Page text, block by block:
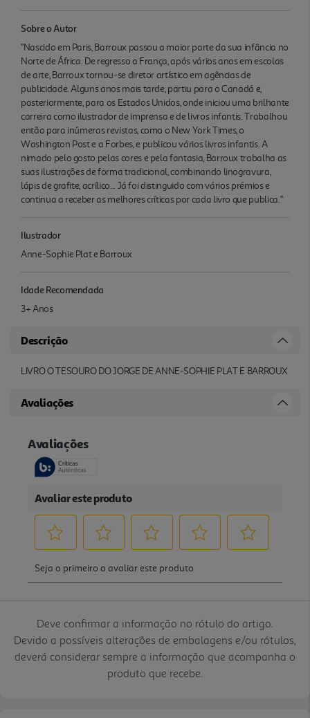
Sobre o Autor
"Nascido em Paris, Barroux passou a maior parte da sua infância no
Norte de África. De regresso a França, após vários anos em escolas
de arte, Barroux tornou-se diretor artístico em agências de
publicidade. Alguns anos mais tarde, partiu para o Canadá e,
posteriormente, para os Estados Unidos, onde iniciou uma brilhante
carreira como ilustrador de imprensa e de livros infantis. Trabalhou
então para inúmeras revistas, como o New York Times, o
Washington Post e a Forbes, e publicou vários livros infantis. A
nimado pelo gosto pelas cores e pela fantasia, Barroux trabalha as
suas ilustrações de forma tradicional, combinando linogravura,
lápis de grafite, acrílico... Já foi distinguido com vários prémios e
continua a receber as melhores críticas por cada livro que publica."
Ilustrador
Anne-Sophie Plat e Barroux
Idade Recomendada
3+ Anos
Descrição
LIVRO O TESOURO DO JORGE DE ANNE-SOPHIE PLAT E BARROUX
Avaliações
Deve confirmar a informação no rótulo do artigo.
Devido a possíveis alterações de embalagens e/ou rótulos,
deverá considerar sempre a informação que acompanha o
produto que recebe.